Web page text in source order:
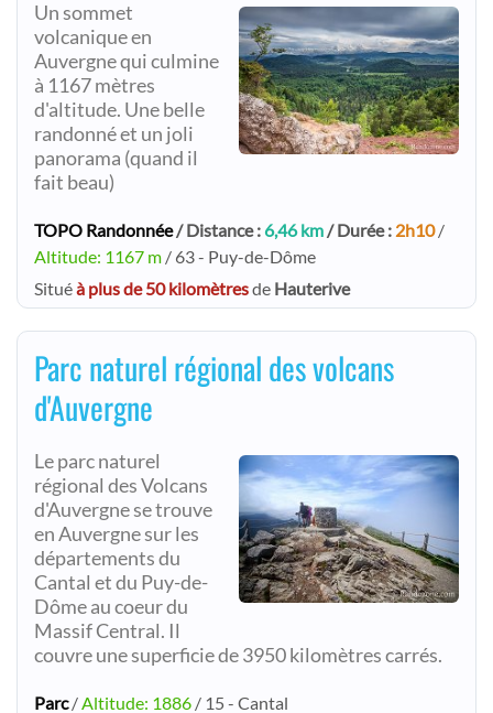
Un sommet
volcanique en
Auvergne qui culmine
à 1167 mètres
d'altitude. Une belle
randonné et un joli
panorama (quand il
fait beau)
TOPO Randonnée/ Distance : 6,46 km/ Durée : 2h10/
Altitude: 1167 m / 63 - Puy-de-Dôme
Situéà plus de 50 kilomètresde Hauterive
Parc naturel régional des volcans
d'Auvergne
Le parc naturel
régional des Volcans
d'Auvergne se trouve
en Auvergne sur les
départements du
Cantal et du Puy-de-
Dôme au coeur du
Massif Central. Il
couvre une superficie de 3950 kilomètres carrés.
Parc/Altitude: 1886 / 15 - Cantal